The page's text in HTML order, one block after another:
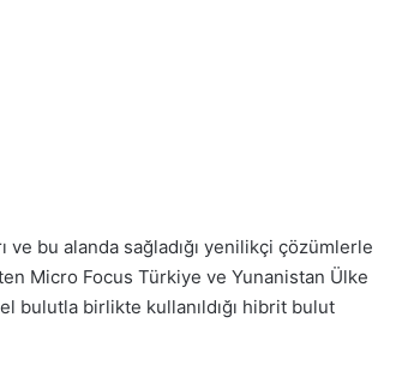
ve bu alanda sağladığı yenilikçi çözümlerle
Micro Focus Türkiye ve Yunanistan Ülke
bulutla birlikte kullanıldığı hibrit bulut